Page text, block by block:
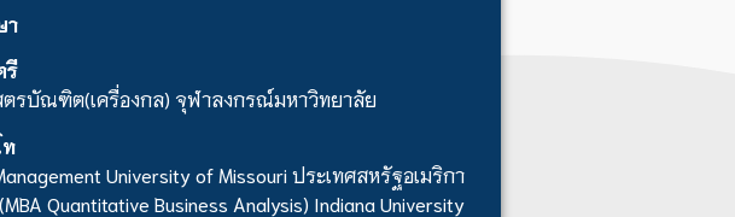
า
รี
ตรบัณฑิต(เครื่องกล) จุฬาลงกรณ์มหาวิทยาลัย
University of Missouri ประเทศสหรัฐอเมริกา
Quantitative Business Analysis) Indiana University